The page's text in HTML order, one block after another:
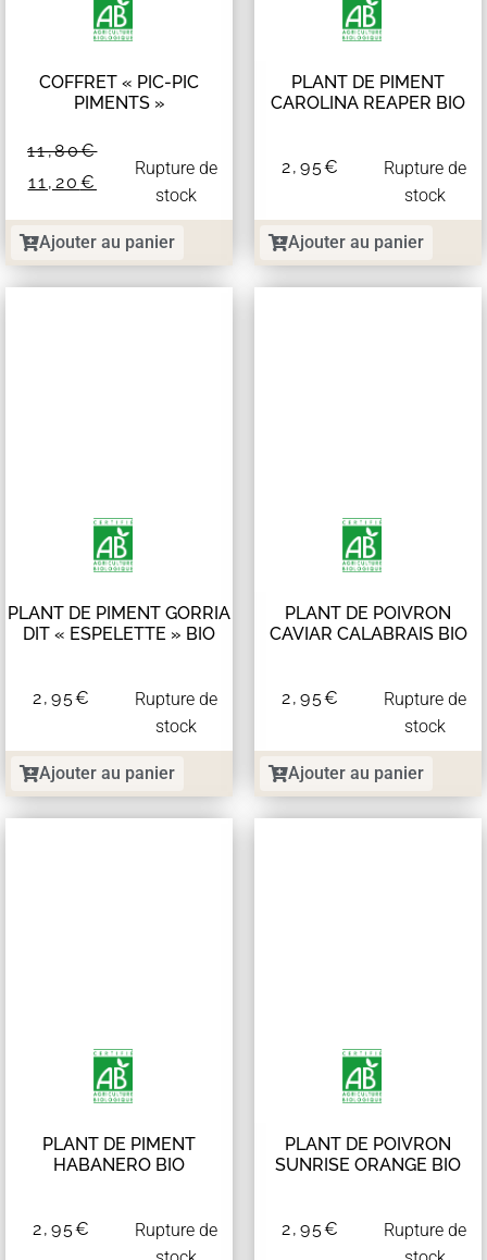
COFFRET « PIC-PIC
PIMENTS »
11,80€
11,20 €
Rupture de
stock
Ajouter au panier
PLANT DE PIMENT
CAROLINA REAPER BIO
2,95€
Rupture de
stock
Ajouter au panier
PLANT DE PIMENT GORRIA
DIT « ESPELETTE » BIO
2,95€
Rupture de
stock
Ajouter au panier
PLANT DE POIVRON
CAVIAR CALABRAIS BIO
2,95€
Rupture de
stock
Ajouter au panier
PLANT DE PIMENT
HABANERO BIO
2,95€
Rupture de
PLANT DE POIVRON
SUNRISE ORANGE BIO
2,95€
Rupture de